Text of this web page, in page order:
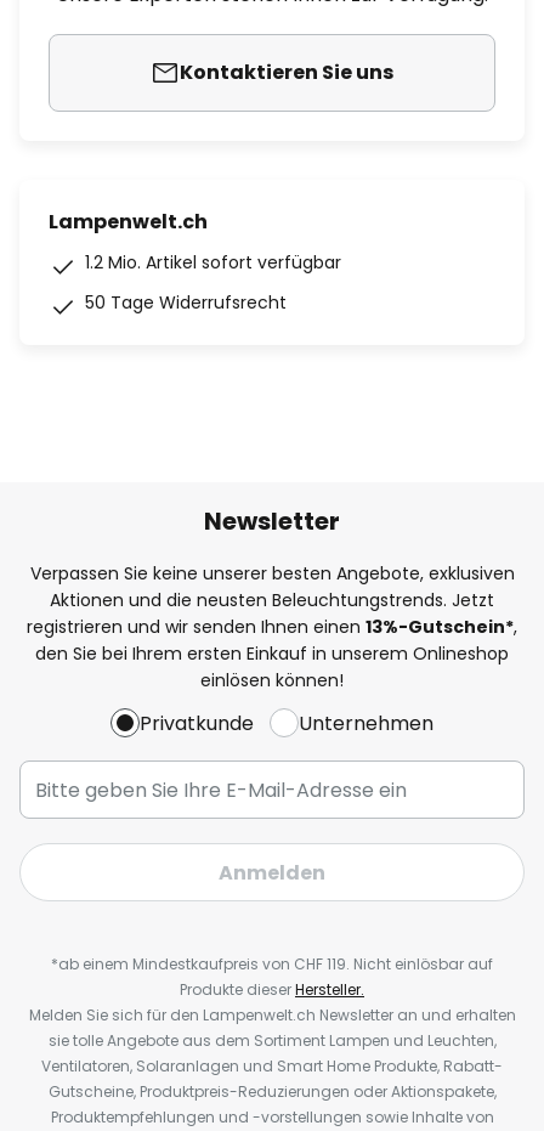
Kontaktieren Sie uns
Lampenwelt.ch
1.2 Mio. Artikel sofort verfügbar
50 Tage Widerrufsrecht
Newsletter
Verpassen Sie keine unserer besten Angebote, exklusiven
Aktionen und die neusten Beleuchtungstrends. Jetzt
registrieren und wir senden Ihnen einen 13%-Gutschein*,
den Sie bei Ihrem ersten Einkauf in unserem Onlineshop
einlösen können!
Privatkunde Unternehmen
Anmelden
*ab einem Mindestkaufpreis von CHF 119. Nicht einlösbar auf
Produkte dieserHersteller.
Melden Sie sich für den Lampenwelt.ch Newsletter an und erhalten
sie tolle Angebote aus dem Sortiment Lampen und Leuchten,
Ventilatoren, Solaranlagen und Smart Home Produkte, Rabatt-
Gutscheine, Produktpreis-Reduzierungen oder Aktionspakete,
Produktempfehlungen und -vorstellungen sowie Inhalte von